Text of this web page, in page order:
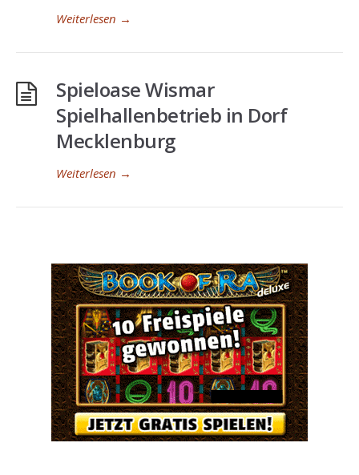
Weiterlesen →
Spieloase Wismar
Spielhallenbetrieb in Dorf
Mecklenburg
Weiterlesen →